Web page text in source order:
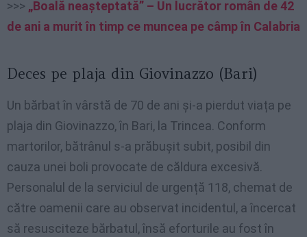
>>> „Boală neașteptată” – Un lucrător român de 42
de ani a murit în timp ce muncea pe câmp în Calabria
Deces pe plaja din Giovinazzo (Bari)
Un bărbat în vârstă de 70 de ani și-a pierdut viața pe
plaja din Giovinazzo, în Bari, la Trincea. Conform
martorilor, bătrânul s-a prăbușit subit, posibil din
cauza unei boli provocate de căldura excesivă.
Personalul de la serviciul de urgență 118, chemat de
către oamenii care au observat incidentul, a încercat
să resusciteze bărbatul, însă eforturile au fost în